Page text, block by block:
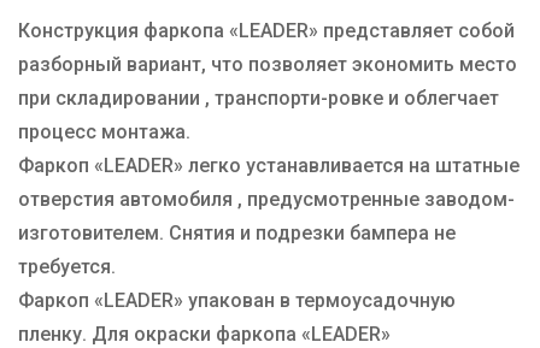
Конструкция фаркопа «LEADER» представляет собой
разборный вариант, что позволяет экономить место
при складировании , транспорти-ровке и облегчает
процесс монтажа.
Фаркоп «LEADER» легко устанавливается на штатные
отверстия автомобиля , предусмотренные заводом-
изготовителем. Снятия и подрезки бампера не
требуется.
Фаркоп «LEADER» упакован в термоусадочную
пленку. Для окраски фаркопа «LEADER»